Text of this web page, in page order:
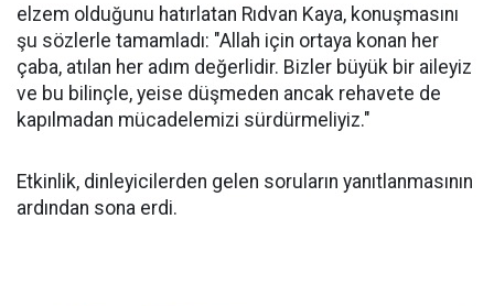
elzem olduğunu hatırlatan Rıdvan Kaya, konuşmasını
şu sözlerle tamamladı: "Allah için ortaya konan her
çaba, atılan her adım değerlidir. Bizler büyük bir aileyiz
ve bu bilinçle, yeise düşmeden ancak rehavete de
kapılmadan mücadelemizi sürdürmeliyiz."
Etkinlik, dinleyicilerden gelen soruların yanıtlanmasının
ardından sona erdi.